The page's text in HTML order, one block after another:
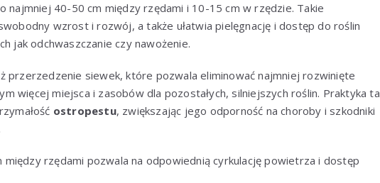
najmniej 40-50 cm między rzędami i 10-15 cm w rzędzie. Takie
wzrost i rozwój, a także ułatwia pielęgnację i dostęp do roślin
jak odchwaszczanie czy nawożenie.
przerzedzenie siewek, które pozwala eliminować najmniej rozwinięte
więcej miejsca i zasobów dla pozostałych, silniejszych roślin. Praktyka ta
ostropestu, zwiększając jego odporność na choroby i szkodniki
rzędami pozwala na odpowiednią cyrkulację powietrza i dostęp